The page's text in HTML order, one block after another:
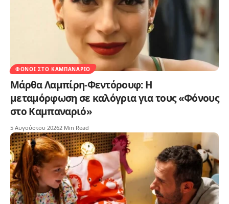
ΦΌΝΟΙ ΣΤΟ ΚΑΜΠΑΝΑΡΙΌ
Μάρθα Λαμπίρη-Φεντόρουφ: Η
μεταμόρφωση σε καλόγρια για τους «Φόνους
στο Καμπαναριό»
5 Αυγούστου 20262 Min Read